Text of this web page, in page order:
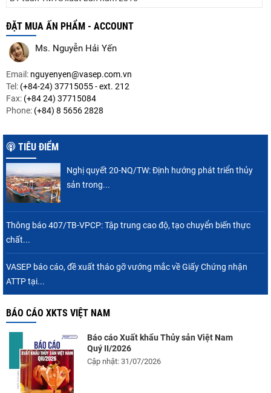
BT tuần TMTS xuất bản năm 2015
BT tuần TMTS xuất bản năm 2014
BT tuần TMTS xuất bản năm 2013
BT tuần TMTS xuất bản năm 2012
BT tuần TMTS xuất bản năm 2010
BT tuần TMTS xuất bản năm 2009
ĐẶT MUA ẤN PHẨM - ACCOUNT
Ms. Nguyễn Hải Yến
Email: nguyenyen@vasep.com.vn
Tel: (+84-24) 37715055 - ext. 212
Fax: (+84 24) 37715084
Phone: (+84) 8 5656 2828
TIÊU ĐIỂM
Nghị quyết 20-NQ/TW: Định hướng phát triển thủy
sản trong...
Thông báo 407/TB-VPCP: Tập trung cao độ, tạo chuyển biến thực
chất...
VASEP báo cáo, đề xuất tháo gỡ vướng mắc về Giấy Chứng nhận
ATTP tại...
BÁO CÁO XKTS VIỆT NAM
Báo cáo Xuất khẩu Thủy sản Việt Nam
Quý II/2026
Cập nhật: 31/07/2026